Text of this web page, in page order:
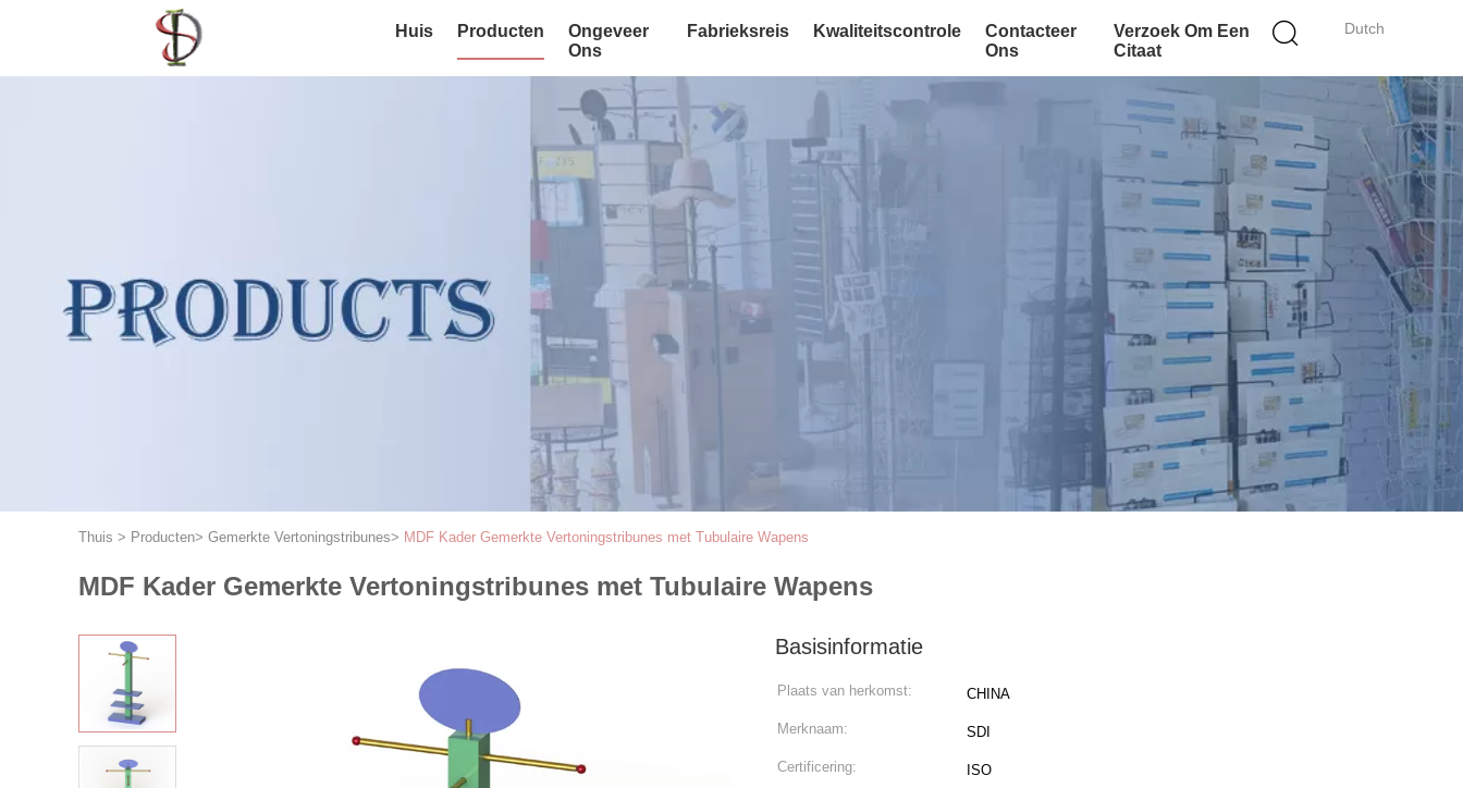
Dutch
Huis Producten
Ongeveer
Ons
Fabrieksreis Kwaliteitscontrole
Contacteer
Ons
Verzoek Om Een
Citaat
Thuis > Producten> Gemerkte Vertoningstribunes> MDF Kader Gemerkte Vertoningstribunes met Tubulaire Wapens
MDF Kader Gemerkte Vertoningstribunes met Tubulaire Wapens
Basisinformatie
Plaats van herkomst: CHINA
Merknaam: SDI
Certificering: ISO